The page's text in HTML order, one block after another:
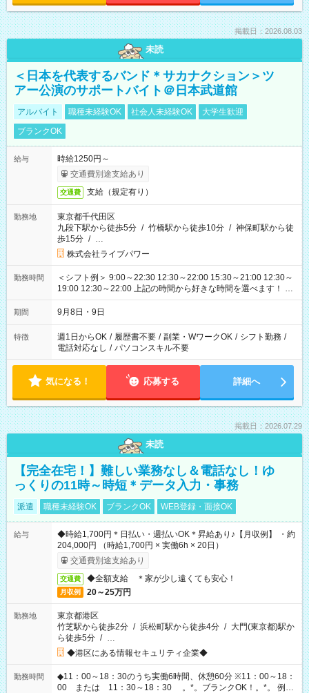
掲載日：2026.08.03
未読
＜日本を代表するバンド＊サカナクション＞ツ
アー公演のサポートバイト＠日本武道館
アルバイト 職種未経験OK 社会人未経験OK
大学生歓迎
ブランクOK
給与
時給1250円～
交通費別途支給あり
交通費 支給（規定有り）
勤務地
東京都千代田区
九段下駅から徒歩5分 / 竹橋駅から徒歩10分 / 神保町駅から徒
歩15分 / …
株式会社ライブパワー
勤務時間
＜シフト例＞ 9:00～22:30 12:30～22:00 15:30～21:00 12:30～
19:00 12:30～22:00 上記の時間から好きな時間を選べます！ ※
時間は変更となる可能性があります
期間 9月8日・9日
特徴 週1日からOK / 履歴書不要 / 副業・WワークOK / シフト勤務 /
電話対応なし / パソコンスキル不要
気になる！ 応募する 詳細へ
掲載日：2026.07.29
未読
【完全在宅！】難しい業務なし＆電話なし！ゆ
っくりの11時～時短＊データ入力・事務
派遣 職種未経験OK ブランクOK WEB登録・面接OK
給与
◆時給1,700円＊日払い・週払いOK＊昇給あり♪【月収例】 ・約
204,000円 （時給1,700円 × 実働6h × 20日）
交通費別途支給あり
交通費 ◆全額支給 ＊家が少し遠くても安心！
月収例 20～25万円
勤務地
東京都港区
竹芝駅から徒歩2分 / 浜松町駅から徒歩4分 / 大門(東京都)駅か
ら徒歩5分 / …
◆港区にある情報セキュリティ企業◆
勤務時間
◆11：00～18：30のうち実働6時間、休憩60分 ※11：00～18：
00 または 11：30～18：30 。*。ブランクOK！。*。 例え